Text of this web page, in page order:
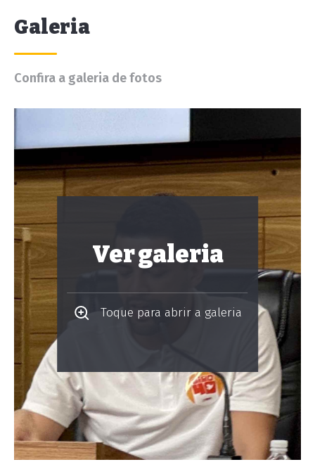
Galeria
Confira a galeria de fotos
Ver galeria
Toque para abrir a galeria